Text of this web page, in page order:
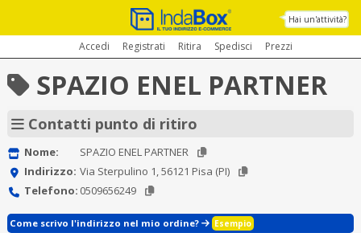
Hai un'attività?
Accedi Registrati Ritira Spedisci Prezzi
SPAZIO ENEL PARTNER
Contatti punto di ritiro
Nome:
SPAZIO ENEL PARTNER
Indirizzo: Via Sterpulino 1, 56121 Pisa (PI)
Telefono: 0509656249
Come scrivo l'indirizzo nel mio ordine? Esempio